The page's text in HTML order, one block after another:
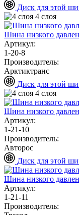
Диск для этой
4 слоя
Шина низкого
Артикул:
1-20-8
Производитель:
Арктиктранс
Диск для этой
4 слоя
Шина низкого
Артикул:
1-21-10
Производитель:
Авторос
Диск для этой
Шина низкого
Артикул:
1-21-11
Производитель: